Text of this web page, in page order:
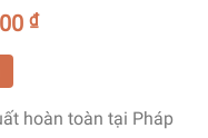
₫
hoàn toàn tại Pháp